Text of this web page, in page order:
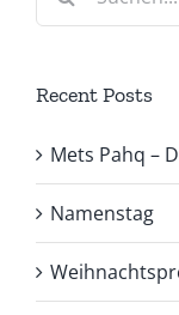
nach:
Recent Posts
Mets Pahq –
Namenstag